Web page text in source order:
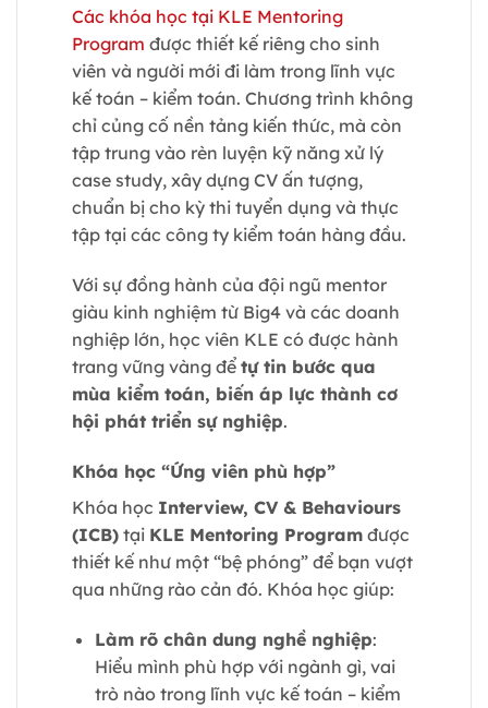
Các khóa học tại KLE Mentoring
Program được thiết kế riêng cho sinh
viên và người mới đi làm trong lĩnh vực
kế toán – kiểm toán. Chương trình không
chỉ củng cố nền tảng kiến thức, mà còn
tập trung vào rèn luyện kỹ năng xử lý
case study, xây dựng CV ấn tượng,
chuẩn bị cho kỳ thi tuyển dụng và thực
tập tại các công ty kiểm toán hàng đầu.
Với sự đồng hành của đội ngũ mentor
giàu kinh nghiệm từ Big4 và các doanh
nghiệp lớn, học viên KLE có được hành
trang vững vàng để tự tin bước qua
mùa kiểm toán, biến áp lực thành cơ
hội phát triển sự nghiệp.
Khóa học “Ứng viên phù hợp”
Khóa học Interview, CV & Behaviours
(ICB) tại KLE Mentoring Program được
thiết kế như một “bệ phóng” để bạn vượt
qua những rào cản đó. Khóa học giúp:
Làm rõ chân dung nghề nghiệp:
Hiểu mình phù hợp với ngành gì, vai
trò nào trong lĩnh vực kế toán – kiểm